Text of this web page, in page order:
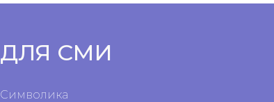
ДЛЯ СМИ
Символика